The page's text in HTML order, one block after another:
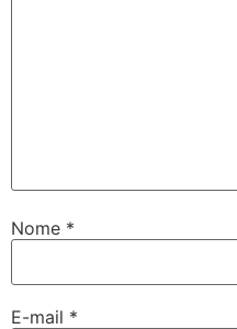
Nome *
E-mail *